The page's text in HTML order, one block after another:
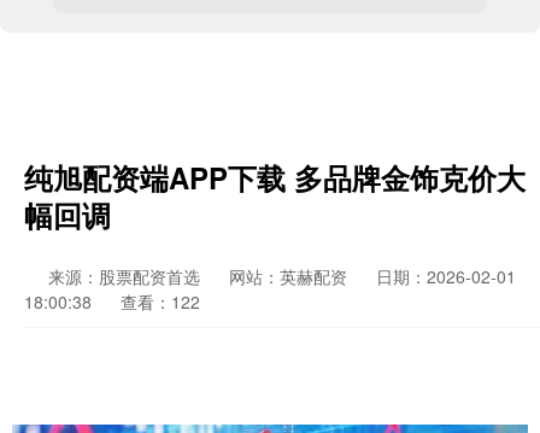
纯旭配资端APP下载 多品牌金饰克价大
幅回调
来源：股票配资首选 网站：英赫配资
日期：2026-02-01
18:00:38
查看：122